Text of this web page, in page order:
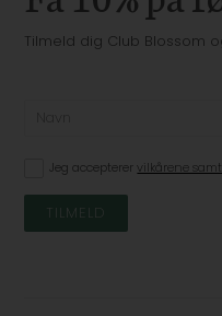
Tilmeld dig Club Blossom
Jeg accepterervilkårene